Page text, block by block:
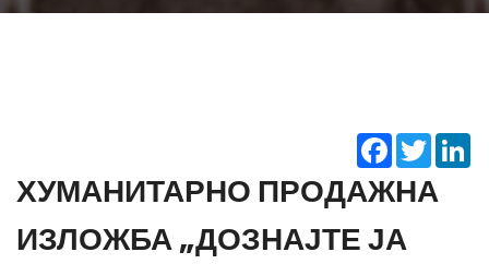
Facebook
Twitter
ХУМАНИТАРНО ПРОДАЖНА
ИЗЛОЖБА „ДОЗНАЈТЕ ЈА